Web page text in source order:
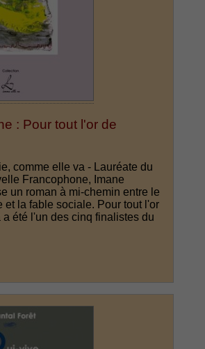
: Pour tout l'or de
comme elle va - Lauréate du
Francophone, Imane
un roman à mi-chemin entre le
et la fable sociale. Pour tout l'or
été l'un des cinq finalistes du